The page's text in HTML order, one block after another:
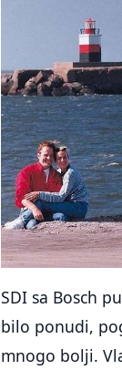
SDI sa Bosch
bilo ponudi,
mnogo bolji.